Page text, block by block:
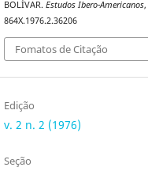
BOLÍVAR. Estudos Ibero-Americanos,
864X.1976.2.36206
Fomatos de Citação
Edição
v. 2 n. 2 (1976)
Seção